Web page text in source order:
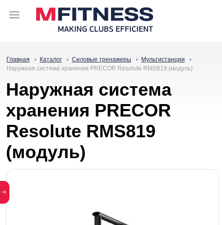
Главная Каталог Силовые тренажеры
Мультистанции
Наружная система хранения PRECOR Resolute RMS819 (модуль)
Наружная система
хранения PRECOR
Resolute RMS819
(модуль)